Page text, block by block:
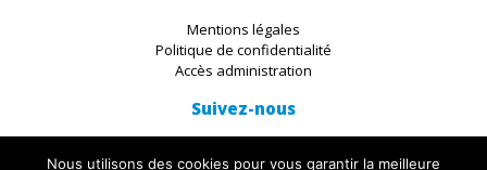
Mentions légales
Politique de confidentialité
Accès administration
Suivez-nous
Nous utilisons des cookies pour vous garantir la meilleure